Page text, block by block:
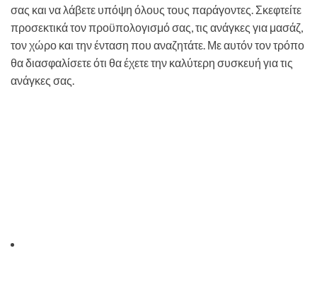
σας και να λάβετε υπόψη όλους τους παράγοντες. Σκεφτείτε
προσεκτικά τον προϋπολογισμό σας, τις ανάγκες για μασάζ,
τον χώρο και την ένταση που αναζητάτε. Με αυτόν τον τρόπο
θα διασφαλίσετε ότι θα έχετε την καλύτερη συσκευή για τις
ανάγκες σας.